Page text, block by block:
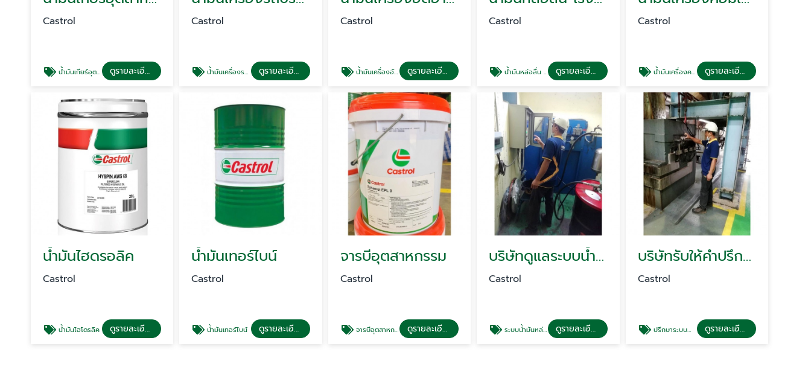
Castrol
น้ำมันเกียร์อุตสาหกรรม ดูรายละเอียด
Castrol
น้ำมันเครื่องรถบรรทุก ดูรายละเอียด
Castrol
น้ำมันเครื่องอัดอากาศ ดูรายละเอียด
Castrol
น้ำมันหล่อลื่น โรงน้ำตาล ซีเมนต์ ดูรายละเอียด
Castrol
น้ำมันเครื่องคอมเพรสเซอร์ทำความเย็น Castrol Aircol AMS 68 ดูรายละเอียด
น้ำมันไฮดรอลิค
Castrol
น้ำมันไฮโดรลิค ดูรายละเอียด
น้ำมันเทอร์ไบน์
Castrol
น้ำมันเทอร์ไบน์ ดูรายละเอียด
จารบีอุตสาหกรรม
Castrol
จารบีอุตสาหกรรม ดูรายละเอียด
บริษัทดูแลระบบน้ำมันหล่อลื่นอุตสาหกรรม
Castrol
ระบบน้ำมันหล่อลื่น ดูรายละเอียด
บริษัทรับให้คำปรึกษาระบบน้ำมันหล่อลื่นโรงงาน
Castrol
ปรึกษาระบบน้ำมันหล่อลื่น ดูรายละเอียด